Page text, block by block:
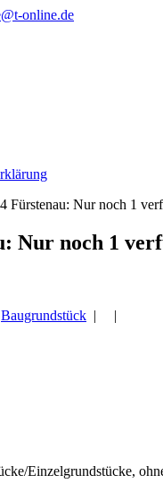
online.de
Fürstenau: Nur noch 1
Nur noch 1
Baugrundstück | |
Einzelgrundstücke,